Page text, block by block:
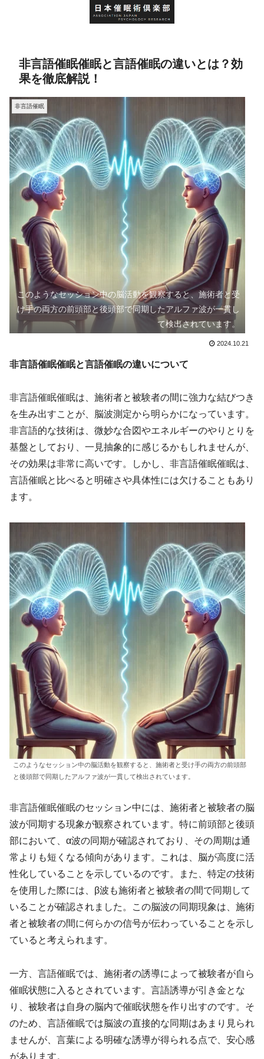
非言語催眠催眠と言語催眠の違いとは？効
果を徹底解説！
非言語催眠
このようなセッション中の脳活動を観察すると、施術者と受
け手の両方の前頭部と後頭部で同期したアルファ波が一貫し
て検出されています。
2024.10.21
非言語催眠催眠と言語催眠の違いについて
非言語催眠催眠は、施術者と被験者の間に強力な結びつき
を生み出すことが、脳波測定から明らかになっています。
非言語的な技術は、微妙な合図やエネルギーのやりとりを
基盤としており、一見抽象的に感じるかもしれませんが、
その効果は非常に高いです。しかし、非言語催眠催眠は、
言語催眠と比べると明確さや具体性には欠けることもあり
ます。
このようなセッション中の脳活動を観察すると、施術者と受け手の両方の前頭部
と後頭部で同期したアルファ波が一貫して検出されています。
非言語催眠催眠のセッション中には、施術者と被験者の脳
波が同期する現象が観察されています。特に前頭部と後頭
部において、α波の同期が確認されており、その周期は通
常よりも短くなる傾向があります。これは、脳が高度に活
性化していることを示しているのです。また、特定の技術
を使用した際には、β波も施術者と被験者の間で同期して
いることが確認されました。この脳波の同期現象は、施術
者と被験者の間に何らかの信号が伝わっていることを示し
ていると考えられます。
一方、言語催眠では、施術者の誘導によって被験者が自ら
催眠状態に入るとされています。言語誘導が引き金とな
り、被験者は自身の脳内で催眠状態を作り出すのです。そ
のため、言語催眠では脳波の直接的な同期はあまり見られ
ませんが、言葉による明確な誘導が得られる点で、安心感
があります。